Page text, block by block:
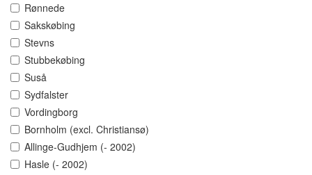
Rønnede
Sakskøbing
Stevns
Stubbekøbing
Suså
Sydfalster
Vordingborg
Bornholm (excl. Christiansø)
Allinge-Gudhjem (- 2002)
Hasle (- 2002)